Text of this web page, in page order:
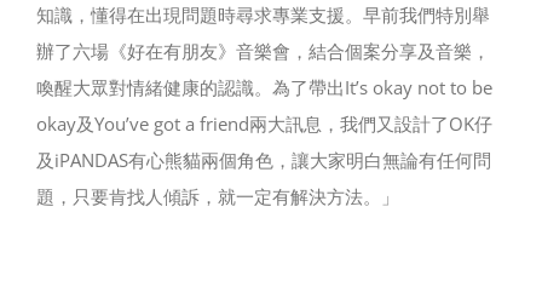
知識，懂得在出現問題時尋求專業支援。早前我們特別舉
辦了六場《好在有朋友》音樂會，結合個案分享及音樂，
喚醒大眾對情緒健康的認識。為了帶出It’s okay not to be
okay及You’ve got a friend兩大訊息，我們又設計了OK仔
及iPANDAS有心熊貓兩個角色，讓大家明白無論有任何問
題，只要肯找人傾訴，就一定有解決方法。」